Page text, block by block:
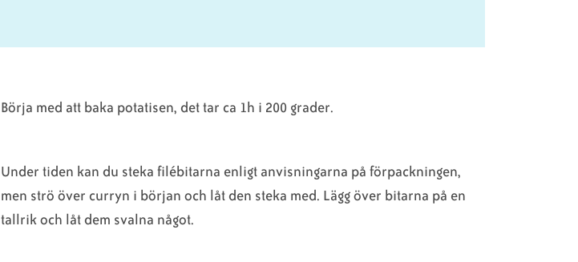
Börja med att baka potatisen, det tar ca 1h i 200 grader.
Under tiden kan du steka filébitarna enligt anvisningarna på förpackningen,
men strö över curryn i början och låt den steka med. Lägg över bitarna på en
tallrik och låt dem svalna något.